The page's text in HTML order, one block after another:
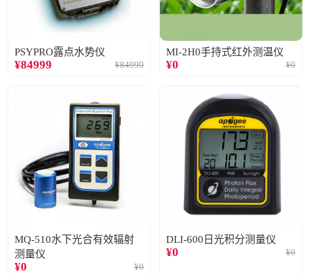
PSYPRO露点水势仪
¥84999 ¥84999
MI-2H0手持式红外测温仪
¥0 ¥0
MQ-510水下光合有效辐射
测量仪
¥0 ¥0
DLI-600日光积分测量仪
¥0 ¥0